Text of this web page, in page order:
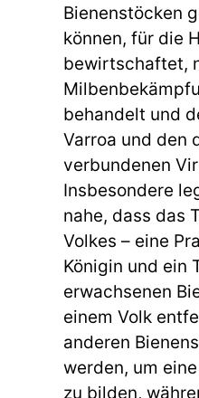
Bienenstöcken
können, für die
bewirtschaftet,
behandelt und
Varroa und den
verbundenen
Insbesondere
nahe, dass das
Volkes – eine
Königin und ein
erwachsenen
einem Volk
anderen
werden, um
zu bilden,